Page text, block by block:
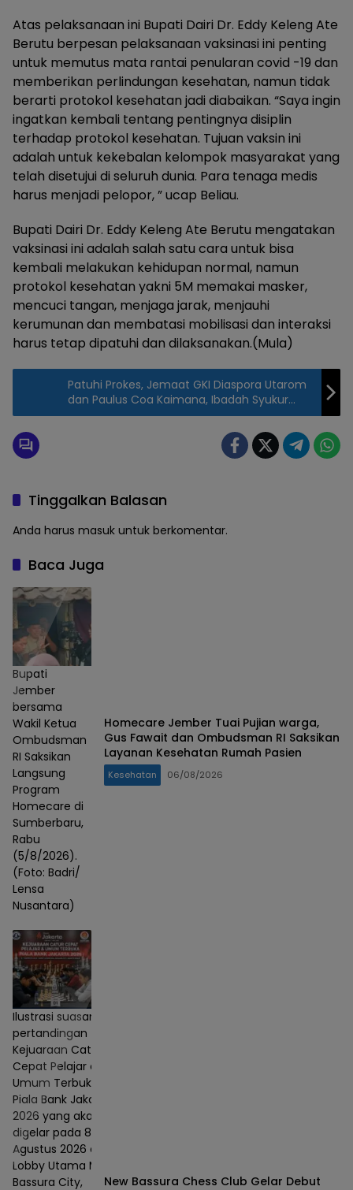
Atas pelaksanaan ini Bupati Dairi Dr. Eddy Keleng Ate
Berutu berpesan pelaksanaan vaksinasi ini penting
untuk memutus mata rantai penularan covid -19 dan
memberikan perlindungan kesehatan, namun tidak
berarti protokol kesehatan jadi diabaikan. “Saya ingin
ingatkan kembali tentang pentingnya disiplin
terhadap protokol kesehatan. Tujuan vaksin ini
adalah untuk kekebalan kelompok masyarakat yang
telah disetujui di seluruh dunia. Para tenaga medis
harus menjadi pelopor, ” ucap Beliau.
Bupati Dairi Dr. Eddy Keleng Ate Berutu mengatakan
vaksinasi ini adalah salah satu cara untuk bisa
kembali melakukan kehidupan normal, namun
protokol kesehatan yakni 5M memakai masker,
mencuci tangan, menjaga jarak, menjauhi
kerumunan dan membatasi mobilisasi dan interaksi
harus tetap dipatuhi dan dilaksanakan.(Mula)
Patuhi Prokes, Jemaat GKI Diaspora Utarom
dan Paulus Coa Kaimana, Ibadah Syukur
Perayaan HUT PI ke 166 Masuk di Tanah
Tinggalkan Balasan
Anda harus masuk untuk berkomentar.
Baca Juga
Bupati
Jember
bersama
Wakil Ketua
Ombudsman
RI Saksikan
Langsung
Program
Homecare di
Sumberbaru,
Rabu
(5/8/2026).
(Foto: Badri/
Lensa
Nusantara)
Homecare Jember Tuai Pujian warga,
Gus Fawait dan Ombudsman RI Saksikan
Layanan Kesehatan Rumah Pasien
Kesehatan 06/08/2026
Ilustrasi suasana
pertandingan
Kejuaraan Catur
Cepat Pelajar dan
Umum Terbuka
Piala Bank Jakarta
2026 yang akan
digelar pada 8–9
Agustus 2026 di
Lobby Utama Mall
Bassura City,
New Bassura Chess Club Gelar Debut